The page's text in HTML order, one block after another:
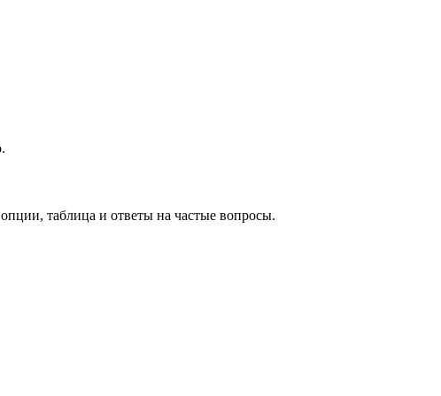
таблица и ответы на частые вопросы.